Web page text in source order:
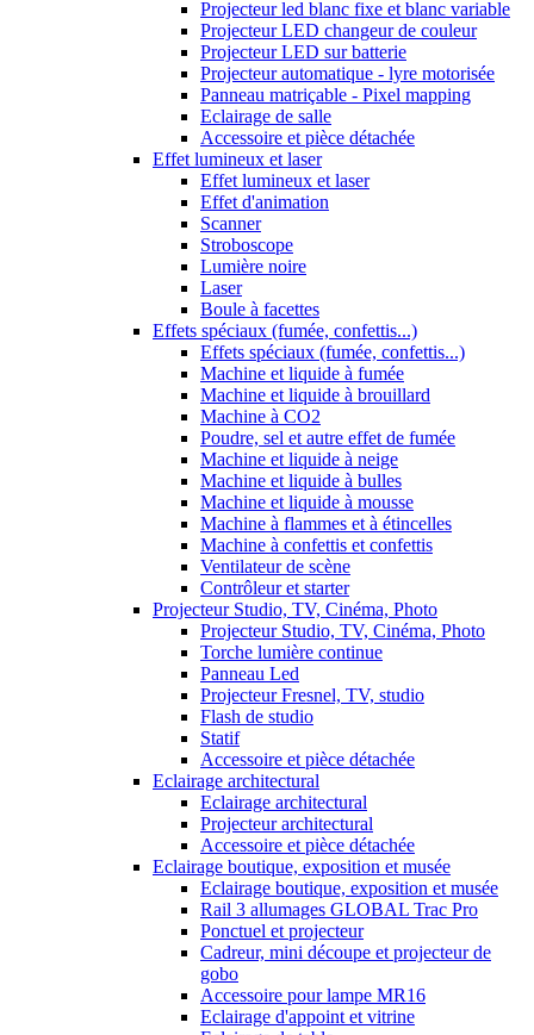
Projecteur led blanc fixe et blanc variable
Projecteur LED changeur de couleur
Projecteur LED sur batterie
Projecteur automatique - lyre motorisée
Panneau matriçable - Pixel mapping
Eclairage de salle
Accessoire et pièce détachée
Effet lumineux et laser
Effet lumineux et laser
Effet d'animation
Scanner
Stroboscope
Lumière noire
Laser
Boule à facettes
Effets spéciaux (fumée, confettis...)
Effets spéciaux (fumée, confettis...)
Machine et liquide à fumée
Machine et liquide à brouillard
Machine à CO2
Poudre, sel et autre effet de fumée
Machine et liquide à neige
Machine et liquide à bulles
Machine et liquide à mousse
Machine à flammes et à étincelles
Machine à confettis et confettis
Ventilateur de scène
Contrôleur et starter
Projecteur Studio, TV, Cinéma, Photo
Projecteur Studio, TV, Cinéma, Photo
Torche lumière continue
Panneau Led
Projecteur Fresnel, TV, studio
Flash de studio
Statif
Accessoire et pièce détachée
Eclairage architectural
Eclairage architectural
Projecteur architectural
Accessoire et pièce détachée
Eclairage boutique, exposition et musée
Eclairage boutique, exposition et musée
Rail 3 allumages GLOBAL Trac Pro
Ponctuel et projecteur
Cadreur, mini découpe et projecteur de
gobo
Accessoire pour lampe MR16
Eclairage d'appoint et vitrine